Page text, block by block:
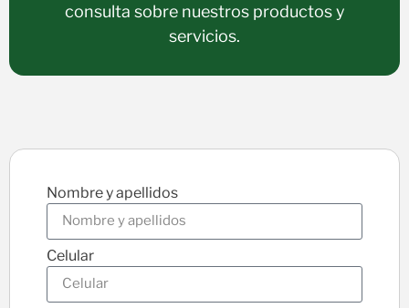
consulta sobre nuestros productos y
servicios.
Nombre y apellidos
Celular